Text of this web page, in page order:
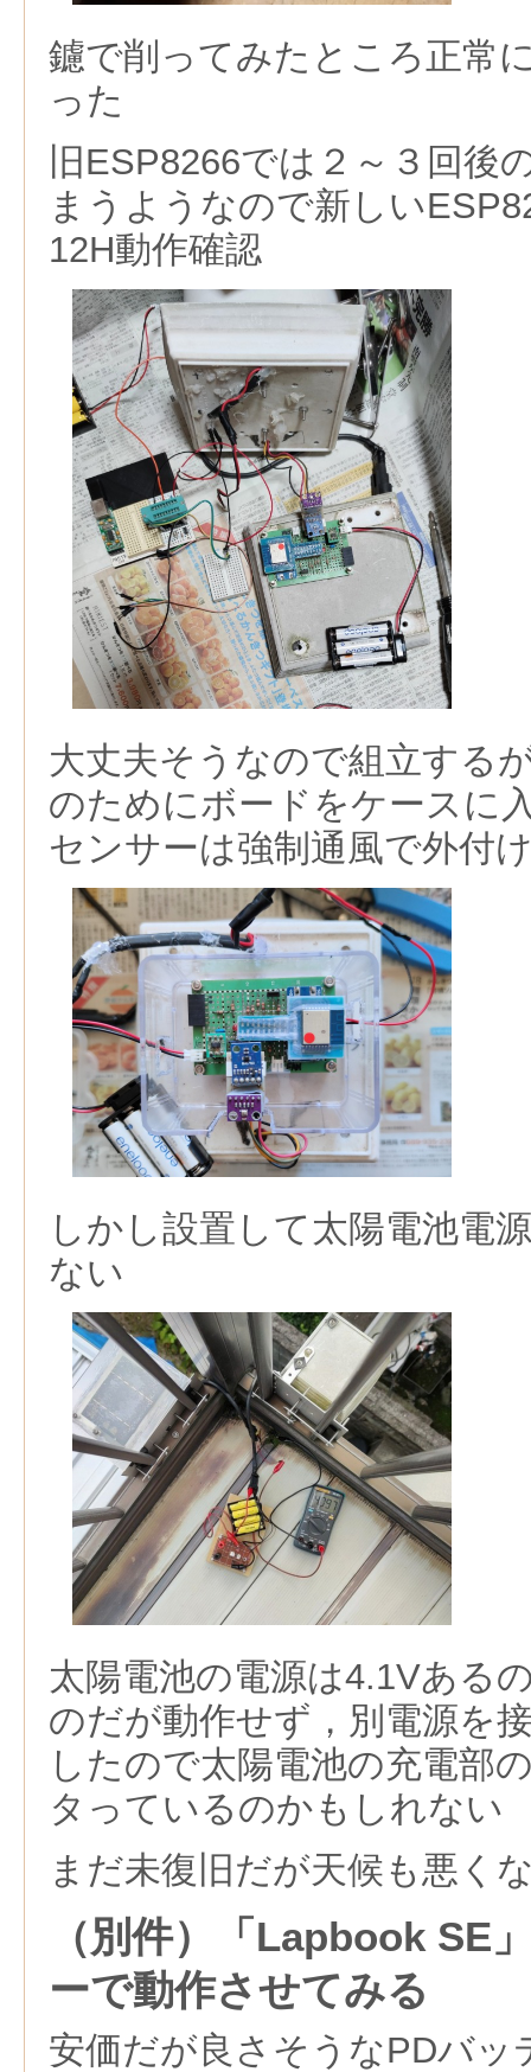
鑢で削ってみたところ正常
った
旧ESP8266では２～３回後
まうようなので新しい
12H動作確認
大丈夫そうなので組立する
のためにボードをケースに
センサーは強制通風で外付
しかし設置して太陽電池電
ない
太陽電池の電源は4.1Vある
のだが動作せず，別電源を
したので太陽電池の充電部
タっているのかもしれない
まだ未復旧だが天候も悪く
（別件）「Lapbook SE
ーで動作させてみる
安価だが良さそうなPDバッ